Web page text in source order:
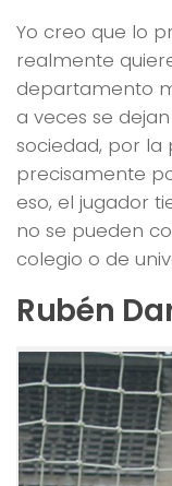
Yo creo que lo
realmente
departamento
a veces se
sociedad, por la
precisamente
eso, el jugador
no se pueden
colegio o de
Rubén